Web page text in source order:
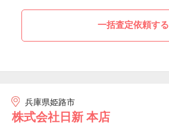
一括査定依頼する
兵庫県姫路市
株式会社日新 本店